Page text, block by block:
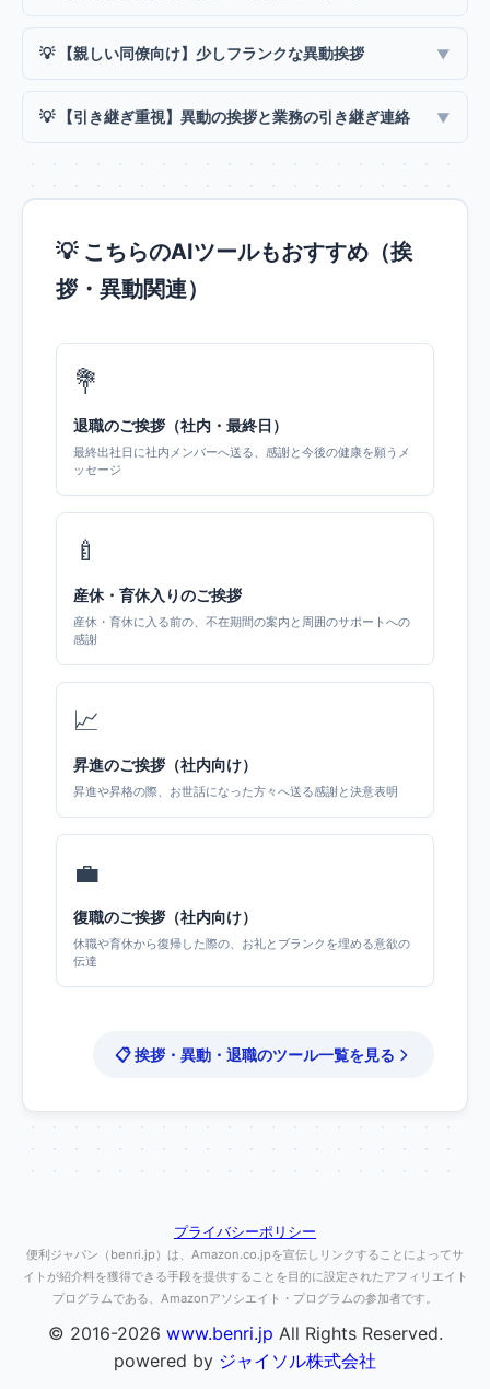
💡 【親しい同僚向け】少しフランクな異動挨拶
💡 【引き継ぎ重視】異動の挨拶と業務の引き継ぎ連絡
💡 こちらのAIツールもおすすめ（挨
拶・異動関連）
💐
退職のご挨拶（社内・最終日）
最終出社日に社内メンバーへ送る、感謝と今後の健康を願うメ
ッセージ
🍼
産休・育休入りのご挨拶
産休・育休に入る前の、不在期間の案内と周囲のサポートへの
感謝
📈
昇進のご挨拶（社内向け）
昇進や昇格の際、お世話になった方々へ送る感謝と決意表明
💼
復職のご挨拶（社内向け）
休職や育休から復帰した際の、お礼とブランクを埋める意欲の
伝達
📋 挨拶・異動・退職のツール一覧を見る
プライバシーポリシー
便利ジャパン（benri.jp）は、Amazon.co.jpを宣伝しリンクすることによってサ
イトが紹介料を獲得できる手段を提供することを目的に設定されたアフィリエイト
プログラムである、Amazonアソシエイト・プログラムの参加者です。
© 2016-2026 www.benri.jp All Rights Reserved.
powered by ジャイソル株式会社